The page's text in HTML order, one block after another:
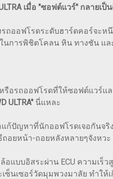
ULTRA เมื่อ "ซอฟต์แวร์" กลายเ
ออฟโรดระดับฮาร์ดคอร์จะห
นการพิชิตโคลน หิน ทางชัน แล
รือรถออฟโรดที่ให้ซอฟต์แวร์
ULTRA" นี่แหละ
ปัญหาที่นักออฟโรดเจอกันจริ
อยหน้า-ถอยหลังหลายๆจังหว
แบบอิสระผ่าน ECU ความเร็
นเซอร์วัดมุมพวงมาลัย ทำใ